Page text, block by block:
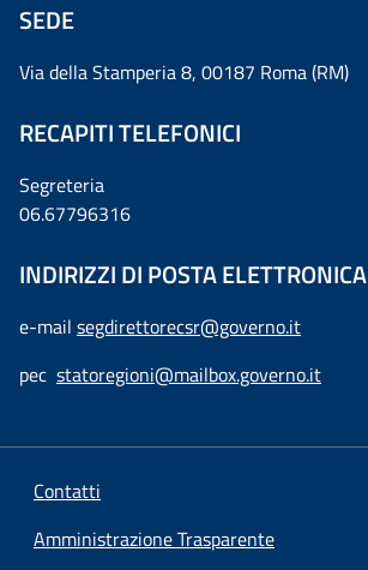
SEDE
Via della Stamperia 8, 00187 Roma (RM)
RECAPITI TELEFONICI
Segreteria
06.67796316
INDIRIZZI DI POSTA ELETTRONICA
e-mail segdirettorecsr@governo.it
pec statoregioni@mailbox.governo.it
Contatti
Amministrazione Trasparente